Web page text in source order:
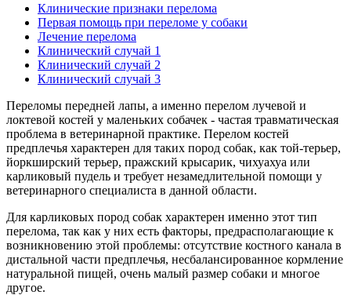
Клинические признаки перелома
Первая помощь при переломе у собаки
Лечение перелома
Клинический случай 1
Клинический случай 2
Клинический случай 3
Переломы передней лапы, а именно перелом лучевой и
локтевой костей у маленьких собачек - частая травматическая
проблема в ветеринарной практике. Перелом костей
предплечья характерен для таких пород собак, как той-терьер,
йоркширский терьер, пражский крысарик, чихуахуа или
карликовый пудель и требует незамедлительной помощи у
ветеринарного специалиста в данной области.
Для карликовых пород собак характерен именно этот тип
перелома, так как у них есть факторы, предрасполагающие к
возникновению этой проблемы: отсутствие костного канала в
дистальной части предплечья, несбалансированное кормление
натуральной пищей, очень малый размер собаки и многое
другое.